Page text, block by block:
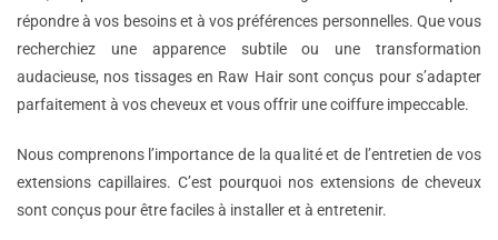
répondre à vos besoins et à vos préférences personnelles. Que vous
recherchiez une apparence subtile ou une transformation
audacieuse, nos tissages en Raw Hair sont conçus pour s’adapter
parfaitement à vos cheveux et vous offrir une coiffure impeccable.
Nous comprenons l’importance de la qualité et de l’entretien de vos
extensions capillaires. C’est pourquoi nos extensions de cheveux
sont conçus pour être faciles à installer et à entretenir.